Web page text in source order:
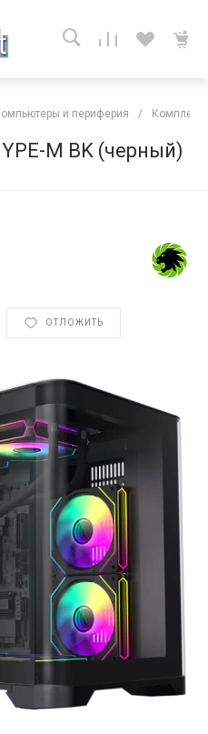
и периферия /
M BK (черный)
ОТЛОЖИТЬ